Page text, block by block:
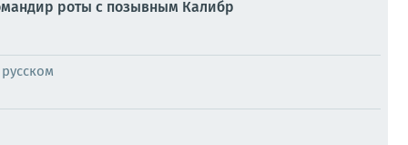
роты с позывным Калибр